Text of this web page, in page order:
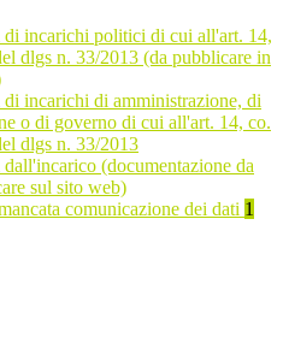
incarichi politici di cui all'art. 14,
dlgs n. 33/2013 (da pubblicare in
incarichi di amministrazione, di
o di governo di cui all'art. 14, co.
dlgs n. 33/2013
dall'incarico (documentazione da
sul sito web)
comunicazione dei dati 1